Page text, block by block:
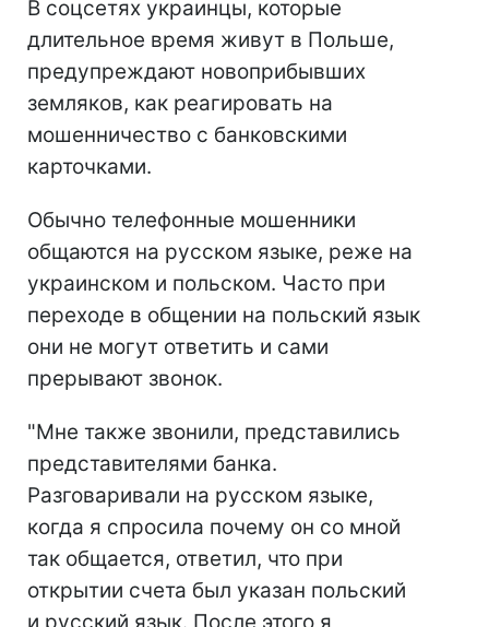
В соцсетях украинцы, которые
длительное время живут в Польше,
предупреждают новоприбывших
земляков, как реагировать на
мошенничество с банковскими
карточками.
Обычно телефонные мошенники
общаются на русском языке, реже на
украинском и польском. Часто при
переходе в общении на польский язык
они не могут ответить и сами
прерывают звонок.
"Мне также звонили, представились
представителями банка.
Разговаривали на русском языке,
когда я спросила почему он со мной
так общается, ответил, что при
открытии счета был указан польский
и русский язык. После этого я